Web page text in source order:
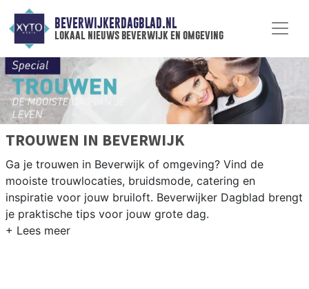
BEVERWIJKERDAGBLAD.NL
lokaal nieuws beverwijk en omgeving
TROUWEN IN BEVERWIJK
Ga je trouwen in Beverwijk of omgeving? Vind de
mooiste trouwlocaties, bruidsmode, catering en
inspiratie voor jouw bruiloft. Beverwijker Dagblad brengt
je praktische tips voor jouw grote dag.